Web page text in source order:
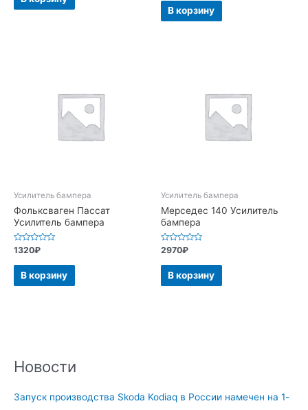
Новости
Запуск производства Skoda Kodiaq в России намечен на 1-
В корзину
Усилитель бампера
Фольксваген Пассат
Усилитель бампера
Оценка
из
1320₽
В корзину
Усилитель бампера
Мерседес 140 Усилитель
бампера
Оценка
из
2970₽
В корзину